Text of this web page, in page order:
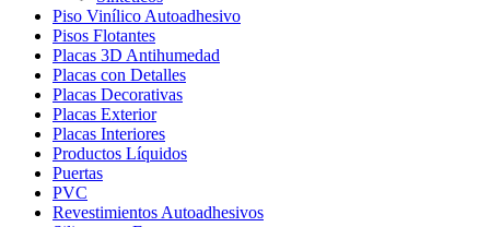
Piso Vinílico Autoadhesivo
Pisos Flotantes
Placas 3D Antihumedad
Placas con Detalles
Placas Decorativas
Placas Exterior
Placas Interiores
Productos Líquidos
Puertas
PVC
Revestimientos Autoadhesivos